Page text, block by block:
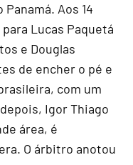
Aos 14
Lucas Paquetá
e Douglas
de encher o pé e
com um
Igor Thiago
área, é
O árbitro anotou